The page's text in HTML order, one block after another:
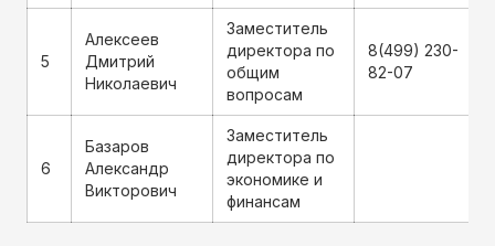
5
Алексеев
Дмитрий
Николаевич
Заместитель
директора по
общим
вопросам
8(499) 230-
82-07
6
Базаров
Александр
Викторович
Заместитель
директора по
экономике и
финансам